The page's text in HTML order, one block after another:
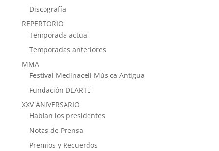
Discografía
REPERTORIO
Temporada actual
Temporadas anteriores
MMA
Festival Medinaceli Música Antigua
Fundación DEARTE
XXV ANIVERSARIO
Hablan los presidentes
Notas de Prensa
Premios y Recuerdos